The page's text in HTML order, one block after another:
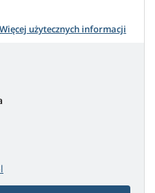
Więcej użytecznych informacji